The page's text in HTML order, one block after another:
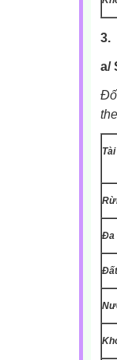
3.
a/
Đa
Đất